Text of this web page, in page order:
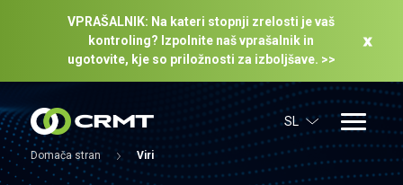
VPRAŠALNIK: Na kateri stopnji zrelosti je vaš
kontroling? Izpolnite naš vprašalnik in
ugotovite, kje so priložnosti za izboljšave. >>
SL
Domača stran Viri